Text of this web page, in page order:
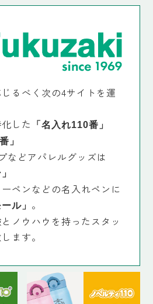
るべく次の4サイトを運
した
「名入れ110番」
」
などアパレルグッズは
ペンなどの名入れペンに
ル」 。
ノウハウを持ったスタッ
ます。